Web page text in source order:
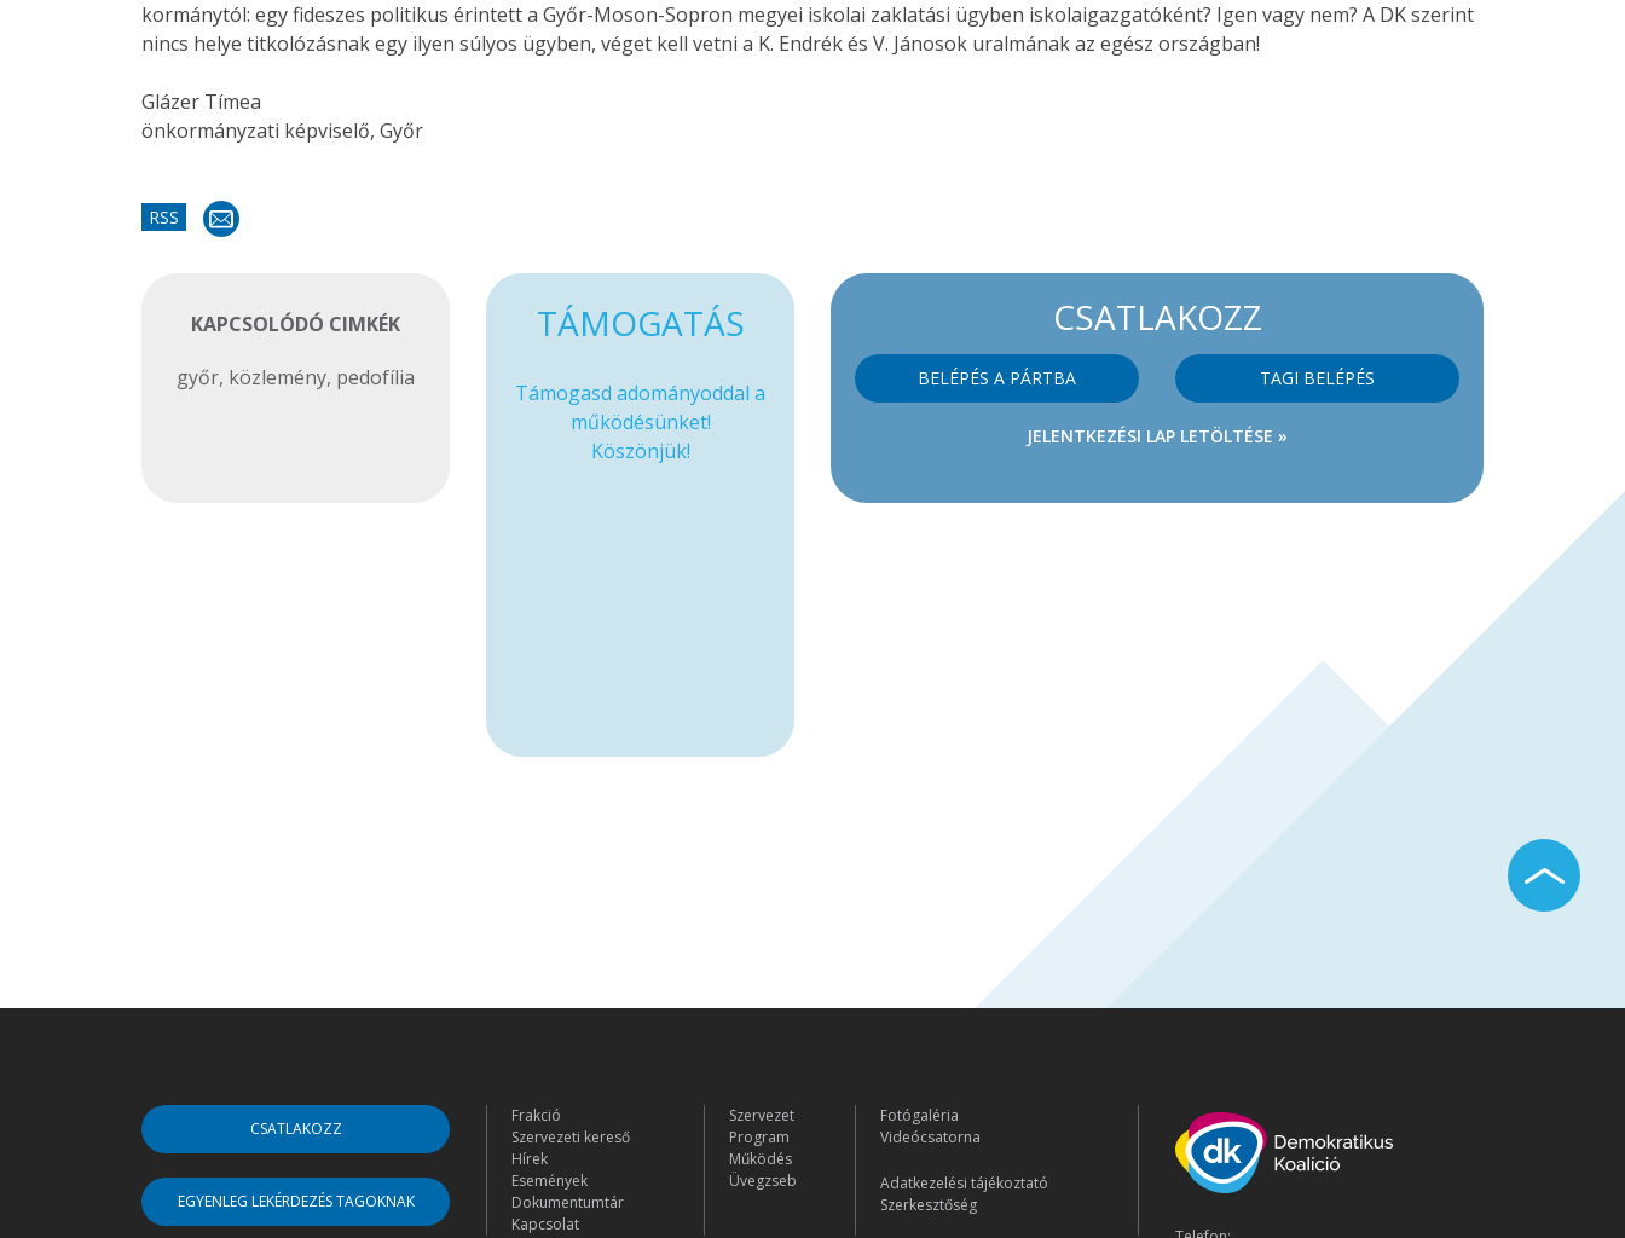
kormánytól: egy fideszes politikus érintett a Győr-Moson-Sopron megyei iskolai zaklatási ügyben iskolaigazgatóként? Igen vagy nem? A DK szerint
nincs helye titkolózásnak egy ilyen súlyos ügyben, véget kell vetni a K. Endrék és V. Jánosok uralmának az egész országban!
Glázer Tímea
önkormányzati képviselő, Győr
RSS
KAPCSOLÓDÓ CIMKÉK
győr, közlemény, pedofília
CSATLAKOZZ
BELÉPÉS A PÁRTBA TAGI BELÉPÉS
JELENTKEZÉSI LAP LETÖLTÉSE »
TÁMOGATÁS
Támogasd adományoddal a
működésünket!
Köszönjük!
CSATLAKOZZ
EGYENLEG LEKÉRDEZÉS TAGOKNAK
Frakció
Szervezeti kereső
Hírek
Események
Dokumentumtár
Kapcsolat
Szervezet
Program
Működés
Üvegzseb
Fotógaléria
Videócsatorna
Adatkezelési tájékoztató
Szerkesztőség